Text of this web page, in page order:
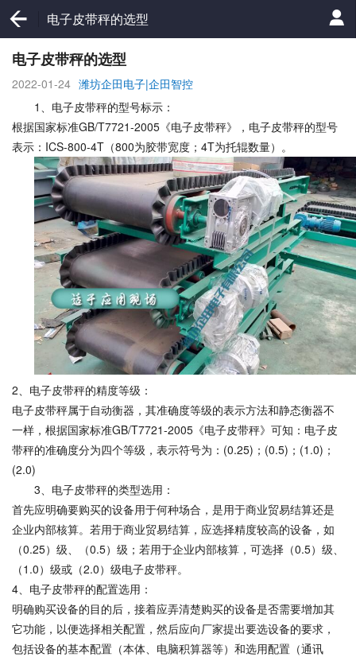
电子皮带秤的选型
电子皮带秤的选型
2022-01-24 潍坊企田电子|企田智控
1、电子皮带秤的型号标示：
根据国家标准GB/T7721-2005《电子皮带秤》，电子皮带秤的型号
表示：ICS-800-4T（800为胶带宽度；4T为托辊数量）。
2、电子皮带秤的精度等级：
电子皮带秤属于自动衡器，其准确度等级的表示方法和静态衡器不
一样，根据国家标准GB/T7721-2005《电子皮带秤》可知：电子皮
带秤的准确度分为四个等级，表示符号为：(0.25)；(0.5)；(1.0)；
(2.0)
3、电子皮带秤的类型选用：
首先应明确要购买的设备用于何种场合，是用于商业贸易结算还是
企业内部核算。若用于商业贸易结算，应选择精度较高的设备，如
（0.25）级、（0.5）级；若用于企业内部核算，可选择（0.5）级、
（1.0）级或（2.0）级电子皮带秤。
4、电子皮带秤的配置选用：
明确购买设备的目的后，接着应弄清楚购买的设备是否需要增加其
它功能，以便选择相关配置，然后应向厂家提出要选设备的要求，
包括设备的基本配置（本体、电脑积算器等）和选用配置（通讯